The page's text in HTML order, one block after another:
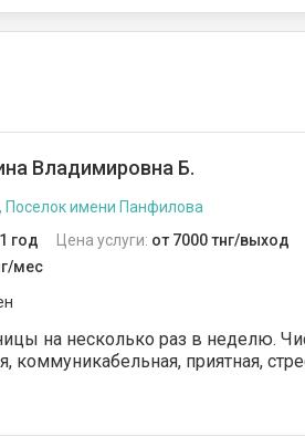
Владимировна Б.
Поселок имени Панфилова
1 год Цена услуги: от 7000 тнг/выход
мес
на несколько раз в неделю.
коммуникабельная, приятная,